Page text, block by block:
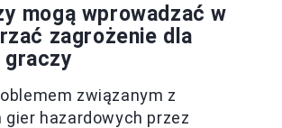
mogą wprowadzać w
zagrożenie dla
graczy
związanym z
gier hazardowych przez